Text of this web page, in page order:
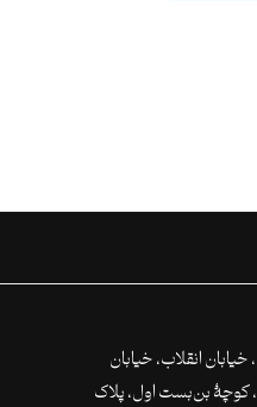
خیابان انقلاب، خیابان
کوچۀ بن‌بست اول، پلاک